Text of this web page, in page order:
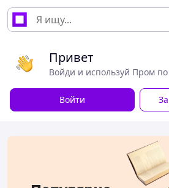
Привет
Войди и используй Пром
Войти